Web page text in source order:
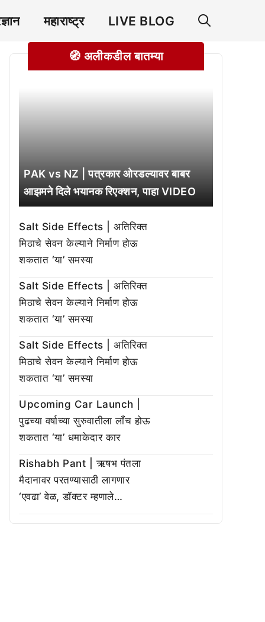
महाराष्ट्र LIVE BLOG
🧭 अलीकडील बातम्या
PAK vs NZ | पत्रकार ओरडल्यावर बाबर
आझमने दिले भयानक रिएक्शन, पाहा VIDEO
Salt Side Effects | अतिरिक्त
मिठाचे सेवन केल्याने निर्माण होऊ
शकतात ‘या’ समस्या
Salt Side Effects | अतिरिक्त
मिठाचे सेवन केल्याने निर्माण होऊ
शकतात ‘या’ समस्या
Salt Side Effects | अतिरिक्त
मिठाचे सेवन केल्याने निर्माण होऊ
शकतात ‘या’ समस्या
Upcoming Car Launch |
पुढच्या वर्षाच्या सुरुवातीला लाँच होऊ
शकतात ‘या’ धमाकेदार कार
Rishabh Pant | ऋषभ पंतला
मैदानावर परतण्यासाठी लागणार
‘एवढा’ वेळ, डॉक्टर म्हणाले…